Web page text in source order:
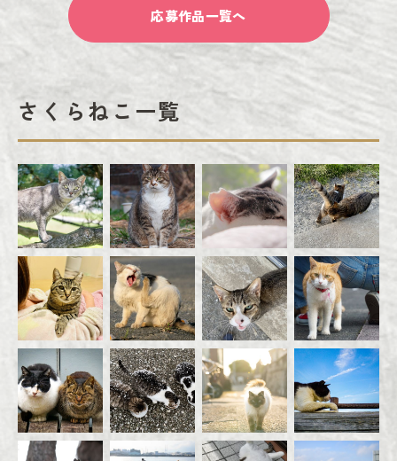
応募作品一覧へ
さくらねこ一覧